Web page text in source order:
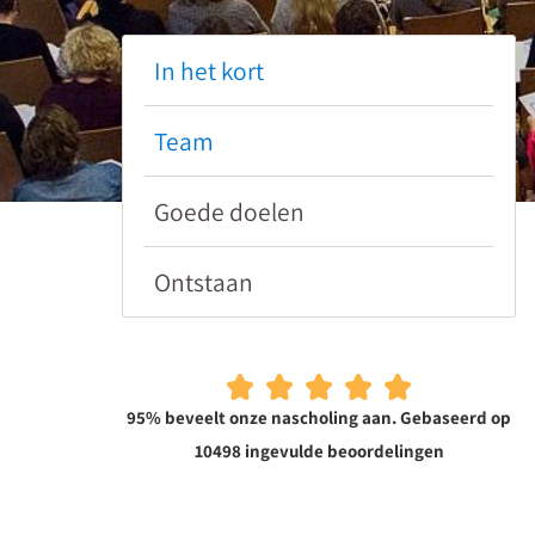
In het kort
Team
Goede doelen
Ontstaan
95% beveelt onze nascholing aan. Gebaseerd op
10498 ingevulde beoordelingen